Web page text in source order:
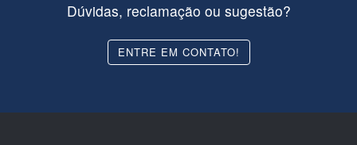
Dúvidas, reclamação ou sugestão?
ENTRE EM CONTATO!